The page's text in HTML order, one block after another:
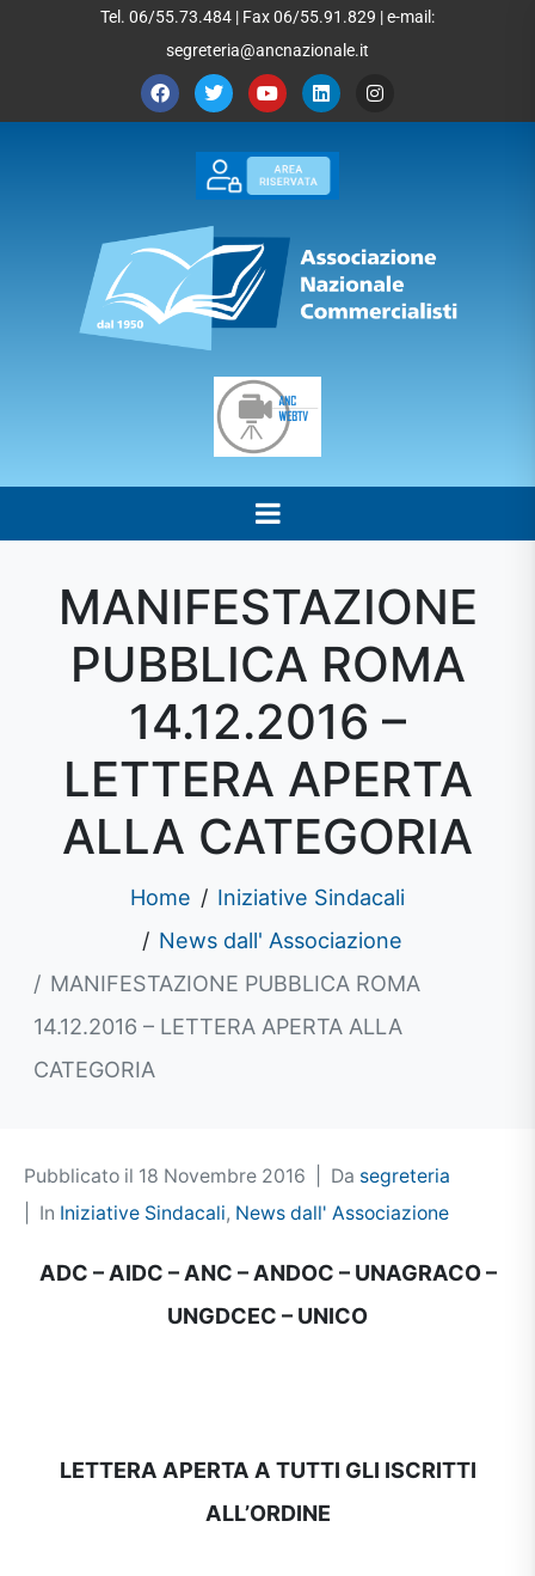
Tel. 06/55.73.484 | Fax 06/55.91.829 | e-mail:
segreteria@ancnazionale.it
MANIFESTAZIONE
PUBBLICA ROMA
14.12.2016 –
LETTERA APERTA
ALLA CATEGORIA
Home
Iniziative Sindacali
News dall' Associazione
MANIFESTAZIONE PUBBLICA ROMA
14.12.2016 – LETTERA APERTA ALLA
CATEGORIA
Pubblicato il 18 Novembre 2016 Da segreteria
In Iniziative Sindacali, News dall' Associazione
ADC – AIDC – ANC – ANDOC – UNAGRACO –
UNGDCEC – UNICO
LETTERA APERTA A TUTTI GLI ISCRITTI
ALL’ORDINE